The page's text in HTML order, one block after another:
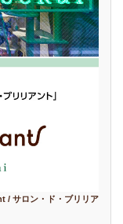
/ サロン・ド・ブリリア